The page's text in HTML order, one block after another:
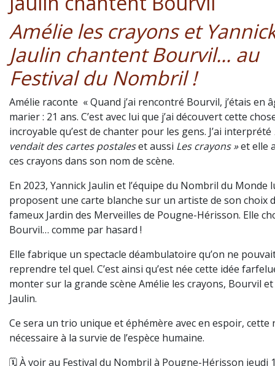
Amélie les crayons et
Jaulin chantent Bourvil... au
Festival du Nombril !
Amélie raconte « Quand j’ai rencontré Bourvil, j’étais en
marier : 21 ans. C’est avec lui que j’ai découvert cette
incroyable qu’est de chanter pour les gens. J’ai interprété
vendait des cartes postaleset aussi Les crayons »et elle
ces crayons dans son nom de scène.
En 2023, Yannick Jaulin et l’équipe du Nombril du Monde
proposent une carte blanche sur un artiste de son choix
fameux Jardin des Merveilles de Pougne-Hérisson. Elle
Bourvil… comme par hasard !
Elle fabrique un spectacle déambulatoire qu’on ne
reprendre tel quel. C’est ainsi qu’est née cette idée
monter sur la grande scène Amélie les crayons, Bourvil et
Jaulin.
Ce sera un trio unique et éphémère avec en espoir, cette
nécessaire à la survie de l’espèce humaine.
🗓️ À voir au Festival du Nombril à Pougne-Hérisson jeudi